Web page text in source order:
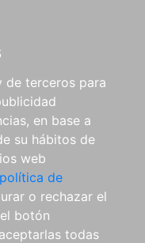
de terceros para
en base a
su hábitos de
web
de
o rechazar el
botón
aceptarlas todas